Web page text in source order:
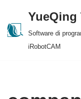
Skip
YueQing
Software di
iRobotCAM